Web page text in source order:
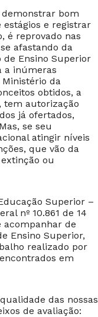
bom
estágios e registrar
é reprovado nas
afastando da
Ensino Superior
a inúmeras
Ministério da
obtidos, a
tem autorização
já ofertados,
se seu
atingir níveis
que vão da
ou
Superior –
nº 10.861 de 14
acompanhar de
Ensino Superior,
realizado por
em
das nossas
de avaliação: